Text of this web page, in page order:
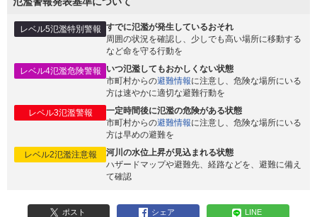
レベル5氾濫特別警報 すでに氾濫が発生しているおそれ
周囲の状況を確認し、少しでも高い場所に移動する
など命を守る行動を
レベル4氾濫危険警報
いつ氾濫してもおかしくない状態
市町村からの避難情報に注意し、危険な場所にいる
方は速やかに適切な避難行動を
レベル3氾濫警報
一定時間後に氾濫の危険がある状態
市町村からの避難情報に注意し、危険な場所にいる
方は早めの避難を
レベル2氾濫注意報
河川の水位上昇が見込まれる状態
ハザードマップや避難先、経路などを、避難に備え
て確認
ポスト シェア LINE